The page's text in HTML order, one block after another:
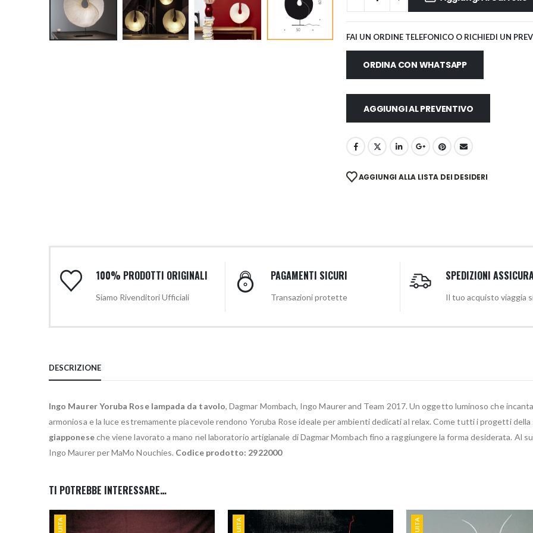
FAI UN ORDINE TELEFONICO O RICHIEDI UN
ORDINA CON WHATSAPP
AGGIUNGI AL PREVENTIVO
AGGIUNGI ALLA LISTA DEI DESIDERI
100% PRODOTTI ORIGINALI
Siamo Rivenditori Ufficiali
PAGAMENTI SICURI
Transazioni protette
SPEDIZIONI
Il tuo acquisto viaggia
DESCRIZIONE
Ingo Maurer Yoruba Rose lampada da tavolo, Dagmar Mombach, Ingo Maurer and Team 2017. Un oggetto luminoso che
armoniosa e la luce estremamente piacevole rendono Yoruba Rose ideale per ambienti dedicati al relax. Come tutti i progetti
giapponeseche viene lavorato a mano nel laboratorio artigianale di Dagmar Mombach fino a raggiungere la forma desiderata. Al
Ingo Maurer per MaMo Nouchies. Codice prodotto: 2922000
TI POTREBBE INTERESSARE…